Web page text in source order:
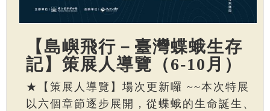
【島嶼飛行－臺灣蝶蛾生存
記】策展人導覽（6-10月）
★【策展人導覽】場次更新囉 ~~本次特展
以六個章節逐步展開，從蝶蛾的生命誕生、